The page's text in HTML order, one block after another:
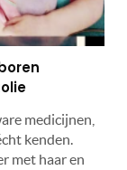
medicijnen,
kenden.
met haar en